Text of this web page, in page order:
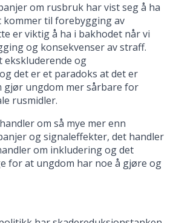
om rusbruk har vist seg å ha
kommer til forebygging av
er viktig å ha i bakhodet når vi
og konsekvenser av straff.
ekskluderende og
det er et paradoks at det er
gjør ungdom mer sårbare for
rusmidler.
om så mye mer enn
og signaleffekter, det handler
om inkludering og det
for at ungdom har noe å gjøre og